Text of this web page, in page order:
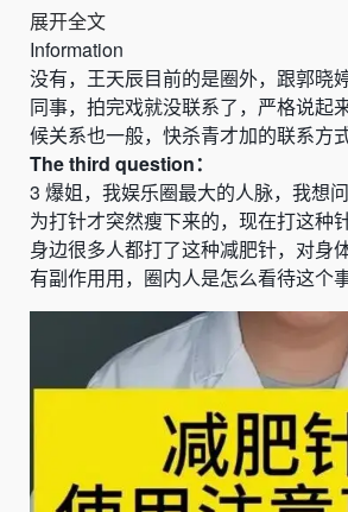
展开全文
Information
没有，王天辰目前的是圈外，跟郭晓
同事，拍完戏就没联系了，严格说起
候关系也一般，快杀青才加的联系方
Thethird question：
3 爆姐，我娱乐圈最大的人脉，我想
为打针才突然瘦下来的，现在打这种
身边很多人都打了这种减肥针，对身
有副作用用，圈内人是怎么看待这个